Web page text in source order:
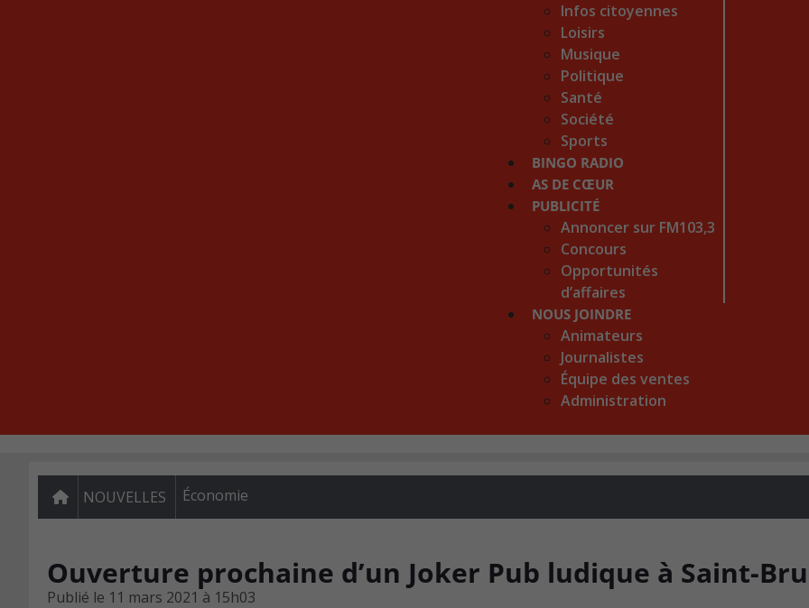
Infos citoyennes
Loisirs
Musique
Politique
Santé
Société
Sports
BINGO RADIO
AS DE CŒUR
PUBLICITÉ
Annoncer sur FM103,3
Concours
Opportunités
d’affaires
NOUS JOINDRE
Animateurs
Journalistes
Équipe des ventes
Administration
NOUVELLES Économie
Ouverture prochaine d’un Joker Pub ludique à Saint-
Publié le 11 mars 2021 à 15h03